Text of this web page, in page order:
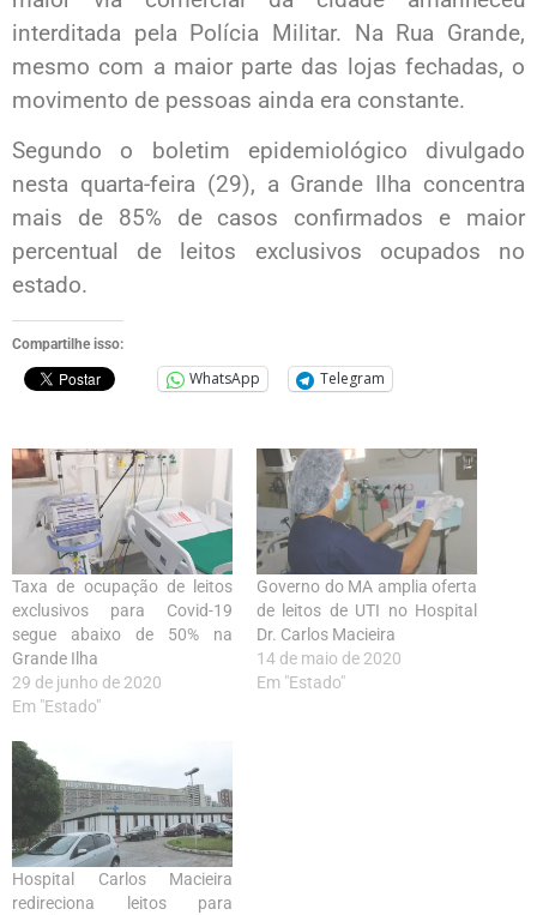
interditada pela Polícia Militar. Na Rua Grande,
mesmo com a maior parte das lojas fechadas, o
movimento de pessoas ainda era constante.
Segundo o boletim epidemiológico divulgado
nesta quarta-feira (29), a Grande Ilha concentra
mais de 85% de casos confirmados e maior
percentual de leitos exclusivos ocupados no
estado.
Compartilhe isso:
WhatsApp Telegram
Taxa de ocupação de leitos
exclusivos para Covid-19
segue abaixo de 50% na
Grande Ilha
29 de junho de 2020
Em "Estado"
Governo do MA amplia oferta
de leitos de UTI no Hospital
Dr. Carlos Macieira
14 de maio de 2020
Em "Estado"
Hospital Carlos Macieira
redireciona leitos para